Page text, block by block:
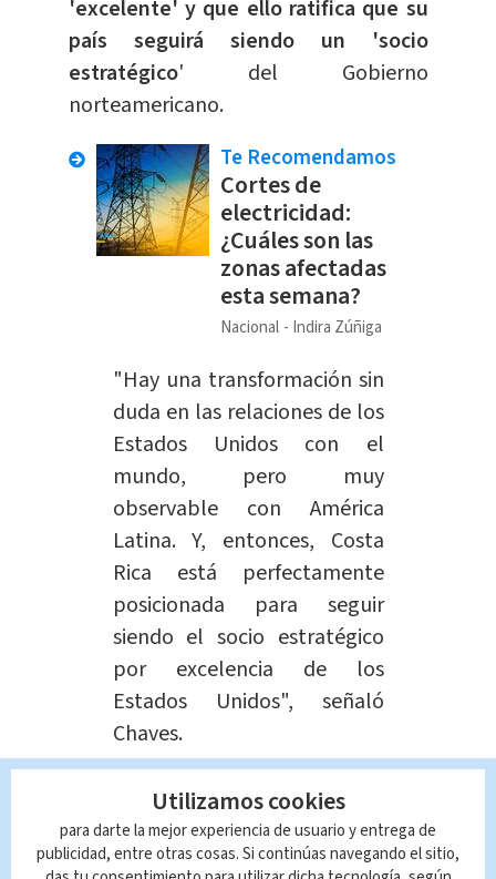
'excelente' y que ello ratifica que su
país seguirá siendo un 'socio
estratégico' del Gobierno
norteamericano.
Te Recomendamos
Cortes de
electricidad:
¿Cuáles son las
zonas afectadas
esta semana?
Nacional Indira Zúñiga
"Hay una transformación sin
duda en las relaciones de los
Estados Unidos con el
mundo, pero muy
observable con América
Latina. Y, entonces, Costa
Rica está perfectamente
posicionada para seguir
siendo el socio estratégico
por excelencia de los
Estados Unidos", señaló
Chaves.
El canciller de la República, Dr.
@arnoldoandre, recibió al secretario
de Estado de los Estados Unidos,
Utilizamos cookies
para darte la mejor experiencia de usuario y entrega de
publicidad, entre otras cosas. Si continúas navegando el sitio,